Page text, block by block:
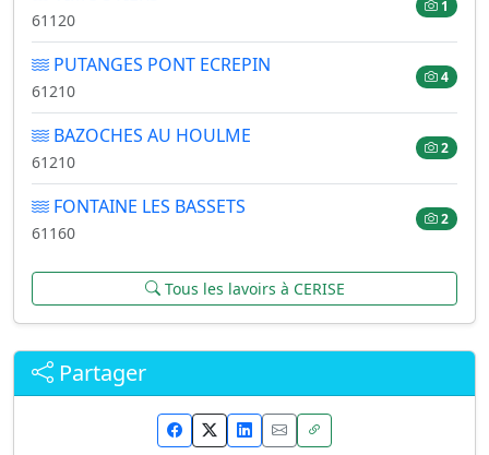
61120
1
PUTANGES PONT ECREPIN
61210
4
BAZOCHES AU HOULME
61210
2
FONTAINE LES BASSETS
61160
2
Tous les lavoirs à CERISE
Partager